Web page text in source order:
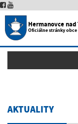
Hermanovce nad
Oficiálne stránky obce
AKTUALITY